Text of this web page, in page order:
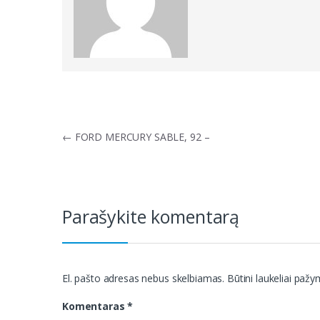
Navigacija
← FORD MERCURY SABLE, 92 –
Parašykite komentarą
El. pašto adresas nebus skelbiamas. Būtini laukeliai
Komentaras*